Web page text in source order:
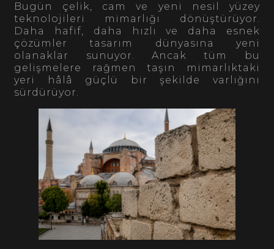
Bugün çelik, cam ve yeni nesil yüzey
teknolojileri mimarlığı dönüştürüyor.
Daha hafif, daha hızlı ve daha esnek
çözümler tasarım dünyasına yeni
olanaklar sunuyor. Ancak tüm bu
gelişmelere rağmen taşın mimarlıktaki
yeri hâlâ güçlü bir şekilde varlığını
sürdürüyor.